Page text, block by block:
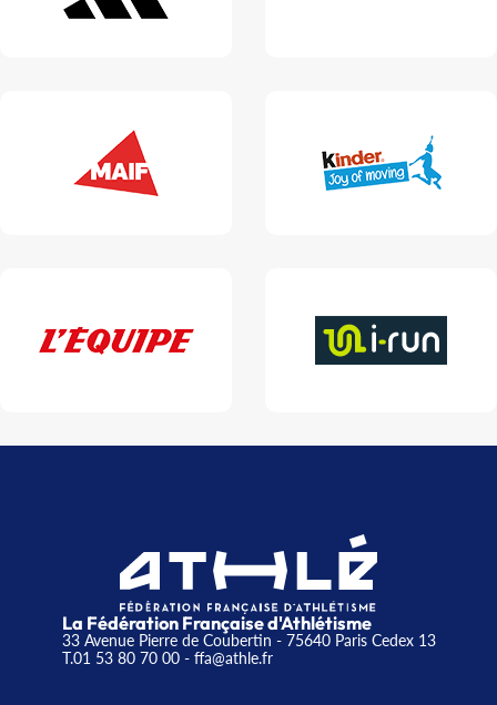
La Fédération Française d'Athlétisme
33 Avenue Pierre de Coubertin - 75640 Paris Cedex 13
T.01 53 80 70 00- ffa@athle.fr